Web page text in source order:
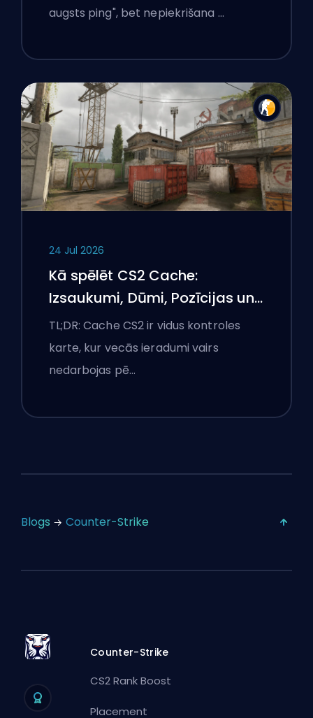
augsts ping", bet nepiekrišana …
24 Jul 2026
Kā spēlēt CS2 Cache:
Izsaukumi, Dūmi, Pozīcijas un
Premjeru padomi
TL;DR: Cache CS2 ir vidus kontroles
karte, kur vecās ieradumi vairs
nedarbojas pē…
Blogs Counter-Strike
Counter-Strike
CS2 Rank Boost
Placement